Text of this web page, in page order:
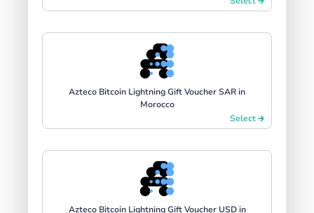
Azteco Bitcoin Lightning Gift Voucher SAR in
Morocco
Select
Azteco Bitcoin Lightning Gift Voucher USD in